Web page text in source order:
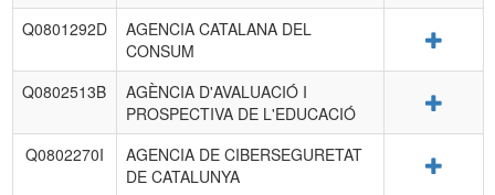
Q0801292D
AGENCIA CATALANA DEL
CONSUM
Q0802513B
AGÈNCIA D'AVALUACIÓ I
PROSPECTIVA DE L'EDUCACIÓ
Q0802270I
AGENCIA DE CIBERSEGURETAT
DE CATALUNYA